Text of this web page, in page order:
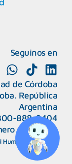
Seguinos en
de Córdoba
República
Argentina
888-0404
de interno
Humano |Webmail
Refugiadas.